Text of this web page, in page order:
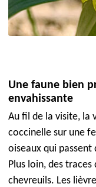
Une faune bien
envahissante
Au fil de la visite, la
coccinelle sur une
oiseaux qui passent
Plus loin, des
chevreuils. Les